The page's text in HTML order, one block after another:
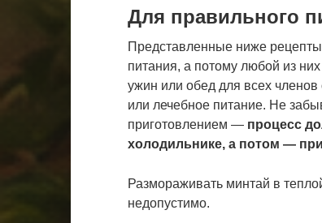
Для правильного
Представленные ниже рецепты
питания, а потому любой из
ужин или обед для всех членов
или лечебное питание. Не
приготовлением — процесс
холодильнике, а потом —
Размораживать минтай в
недопустимо.